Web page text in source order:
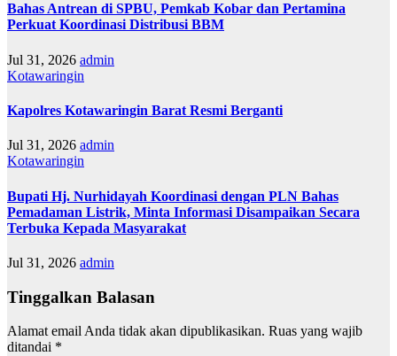
Bahas Antrean di SPBU, Pemkab Kobar dan Pertamina
Perkuat Koordinasi Distribusi BBM
Jul 31, 2026 admin
Kotawaringin
Kapolres Kotawaringin Barat Resmi Berganti
Jul 31, 2026 admin
Kotawaringin
Bupati Hj. Nurhidayah Koordinasi dengan PLN Bahas
Pemadaman Listrik, Minta Informasi Disampaikan Secara
Terbuka Kepada Masyarakat
Jul 31, 2026 admin
Tinggalkan Balasan
Alamat email Anda tidak akan dipublikasikan. Ruas yang wajib
ditandai *